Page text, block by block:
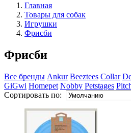
Главная
Товары для собак
Игрушки
Фрисби
Фрисби
Все бренды Ankur Beeztees Collar
GiGwi Homepet Nobby Petstages
Сортировать по: